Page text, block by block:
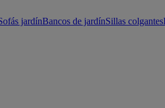
jardínBancos de jardínSillas colgantes